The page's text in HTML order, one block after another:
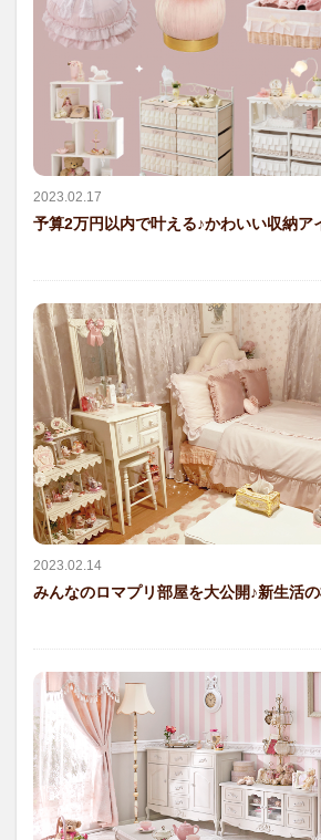
2023.02.17
予算2万円以内で叶える♪かわいい収納ア
2023.02.14
みんなのロマプリ部屋を大公開♪新生活